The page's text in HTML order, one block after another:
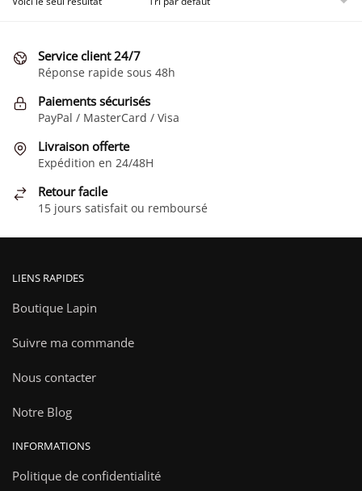
options
peuvent
être
choisies
la
du
produit
Service client 24/7
Réponse rapide sous 48h
Paiements sécurisés
PayPal / MasterCard / Visa
Livraison offerte
Expédition en 24/48H
Retour facile
15 jours satisfait ou remboursé
LIENS RAPIDES
Boutique Lapin
Suivre ma commande
Nous contacter
Notre Blog
INFORMATIONS
Politique de confidentialité